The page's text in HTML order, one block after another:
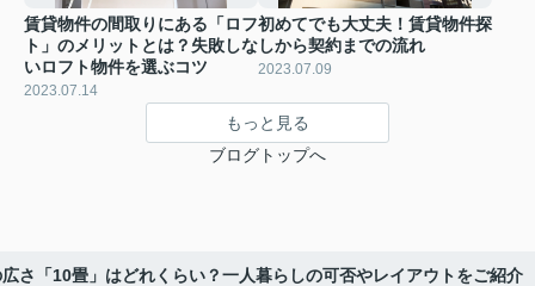
賃貸物件の間取りにある「ロフ
ト」のメリットとは？失敗しな
いロフト物件を選ぶコツ
2023.07.14
初めてでも大丈夫！賃貸物件探
しから契約までの流れ
2023.07.09
もっと見る
ブログトップへ
さ「10畳」はどれくらい？一人暮らしの可否やレイアウトをご紹介